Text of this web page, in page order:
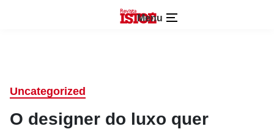
Menu
Uncategorized
O designer do luxo quer